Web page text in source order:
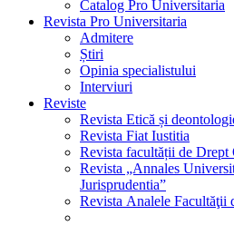
Catalog Pro Universitaria
Revista Pro Universitaria
Admitere
Știri
Opinia specialistului
Interviuri
Reviste
Revista Etică și
Revista Fiat Iustitia
Revista facultății de Drept
Revista „Annales
Jurisprudentia”
Revista Analele Facultăţii